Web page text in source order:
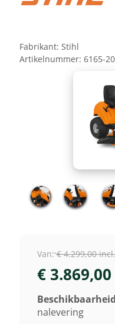
Fabrikant: Stihl
Artikelnummer: 6165-
Van: € 4.299,00
€
nalevering